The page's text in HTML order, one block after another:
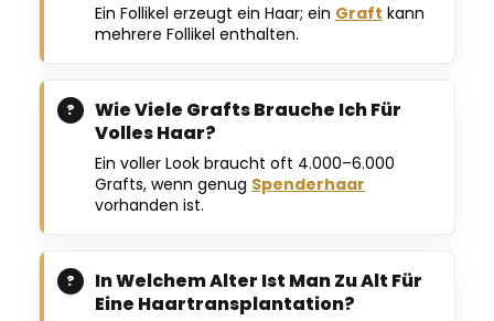
Ein Follikel erzeugt ein Haar; ein Graft kann
mehrere Follikel enthalten.
Wie Viele Grafts Brauche Ich Für
Volles Haar?
Ein voller Look braucht oft 4.000–6.000
Grafts, wenn genug Spenderhaar
vorhanden ist.
In Welchem Alter Ist Man Zu Alt Für
Eine Haartransplantation?